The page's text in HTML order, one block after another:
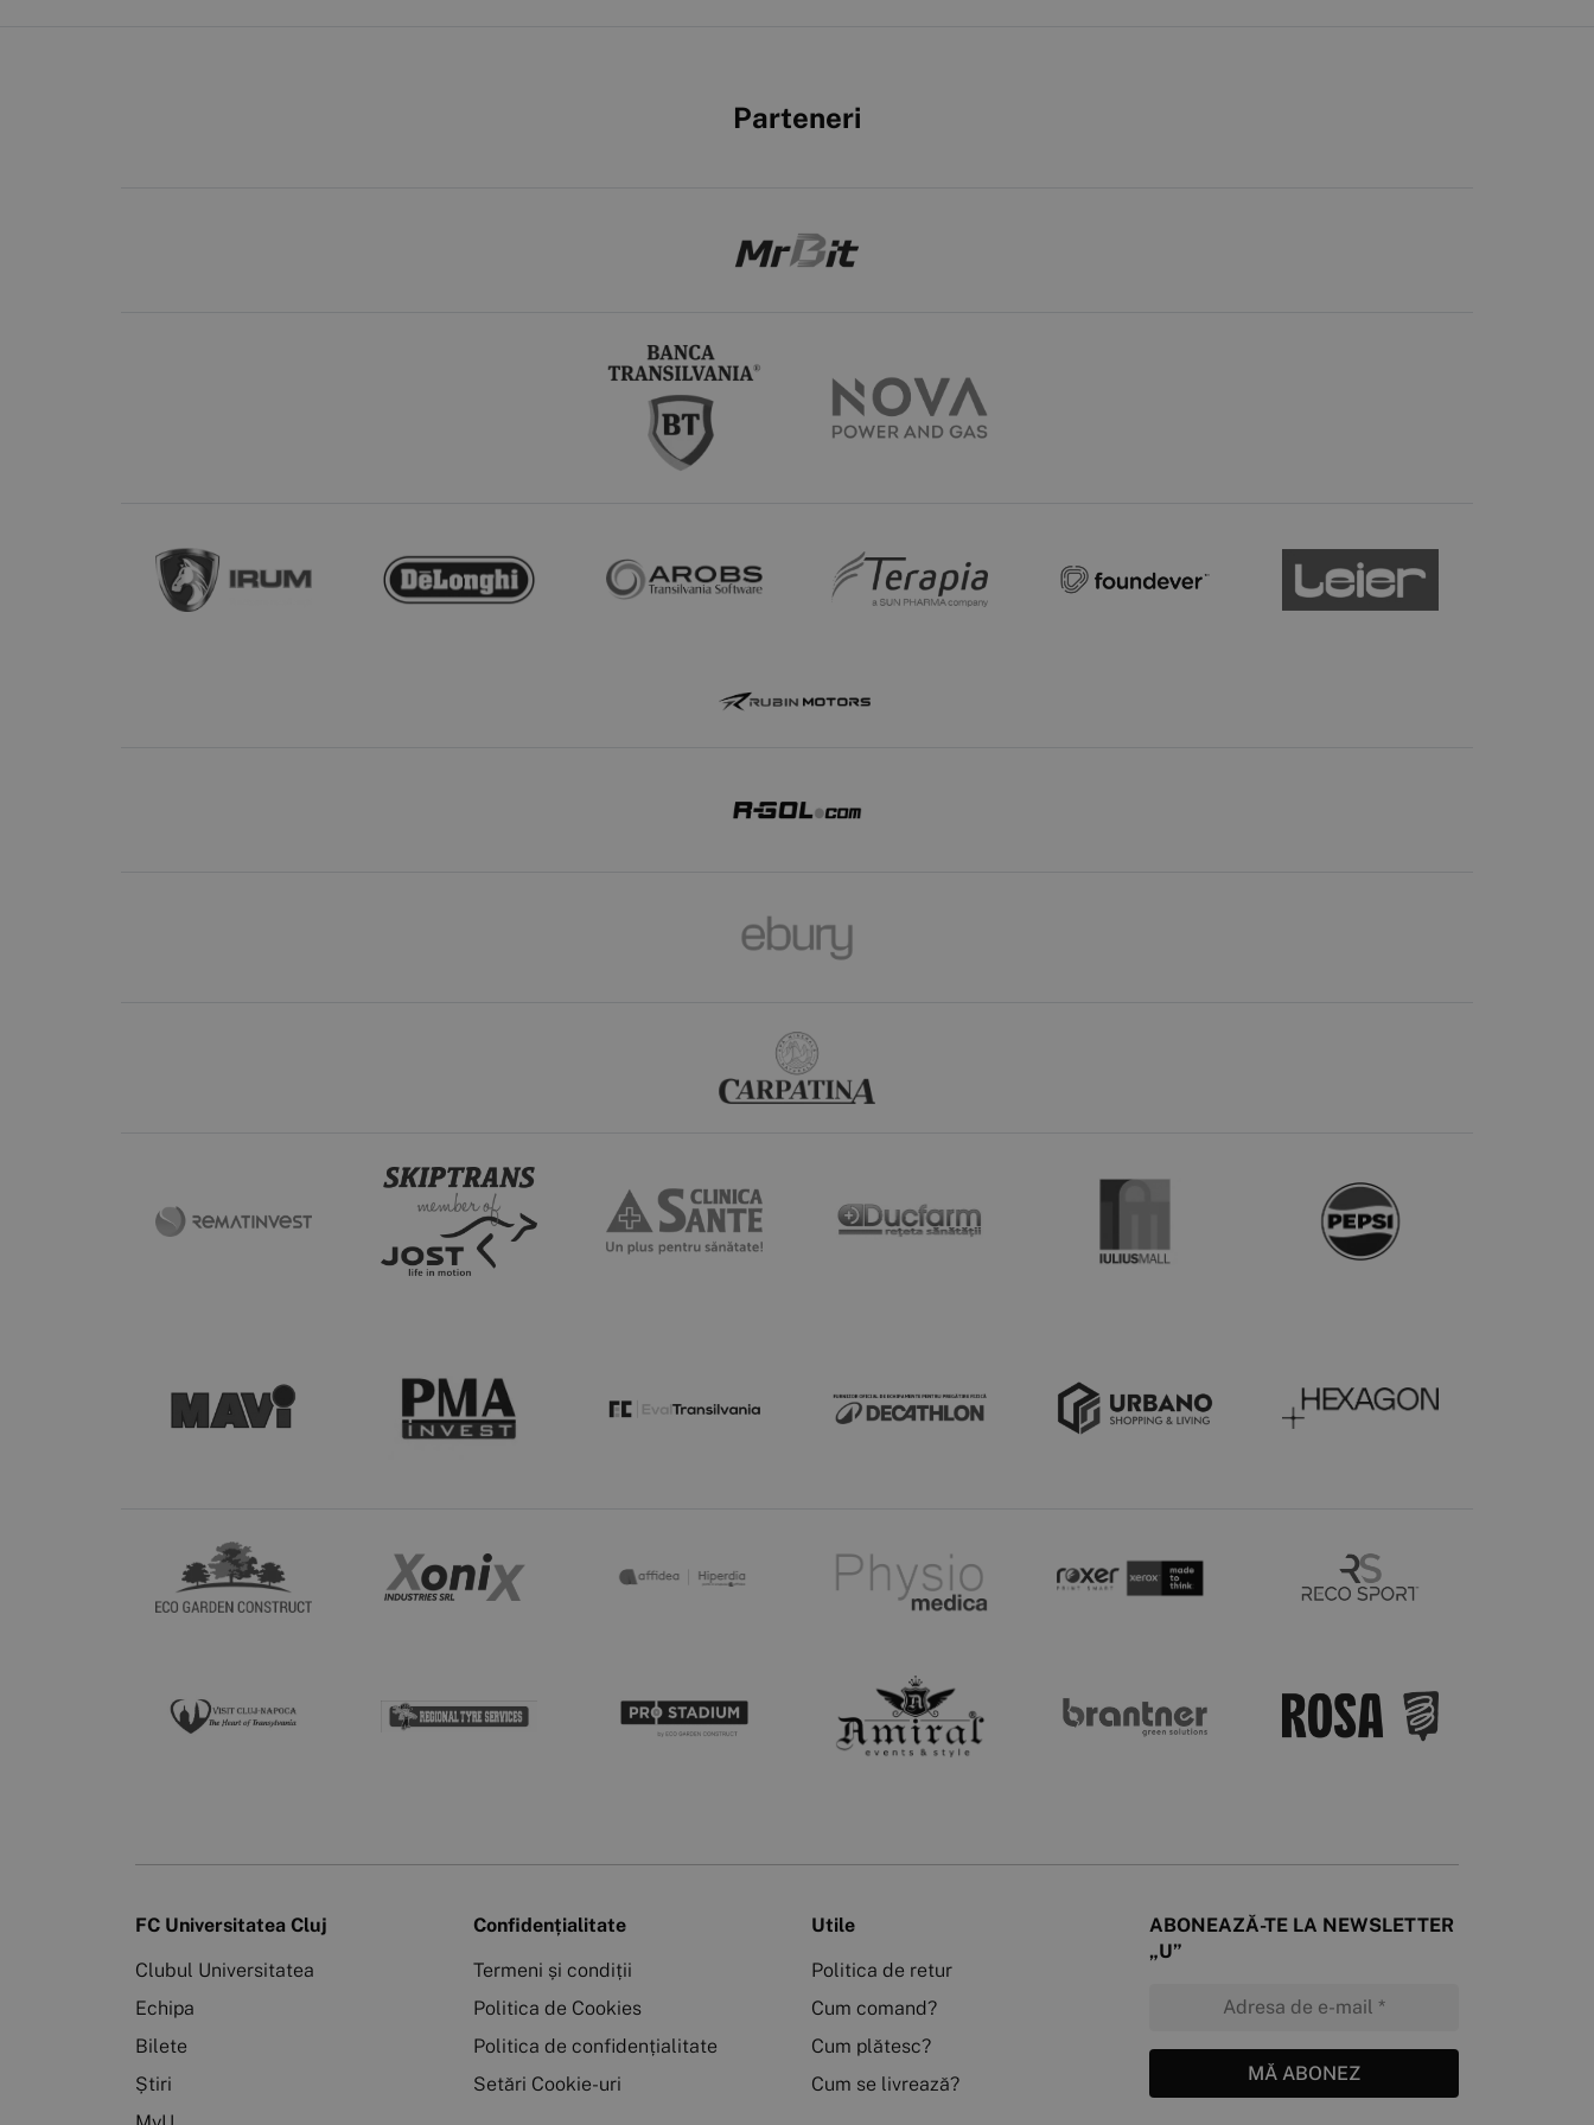
Parteneri
FC Universitatea Cluj
Clubul Universitatea
Echipa
Bilete
Știri
Confidențialitate
Termeni și condiții
Politica de Cookies
Politica de confidențialitate
Setări Cookie-uri
Utile
Politica de retur
Cum comand?
Cum plătesc?
Cum se livrează?
ABONEAZĂ-TE LA NEWSLETTER
„U”
MĂ ABONEZ